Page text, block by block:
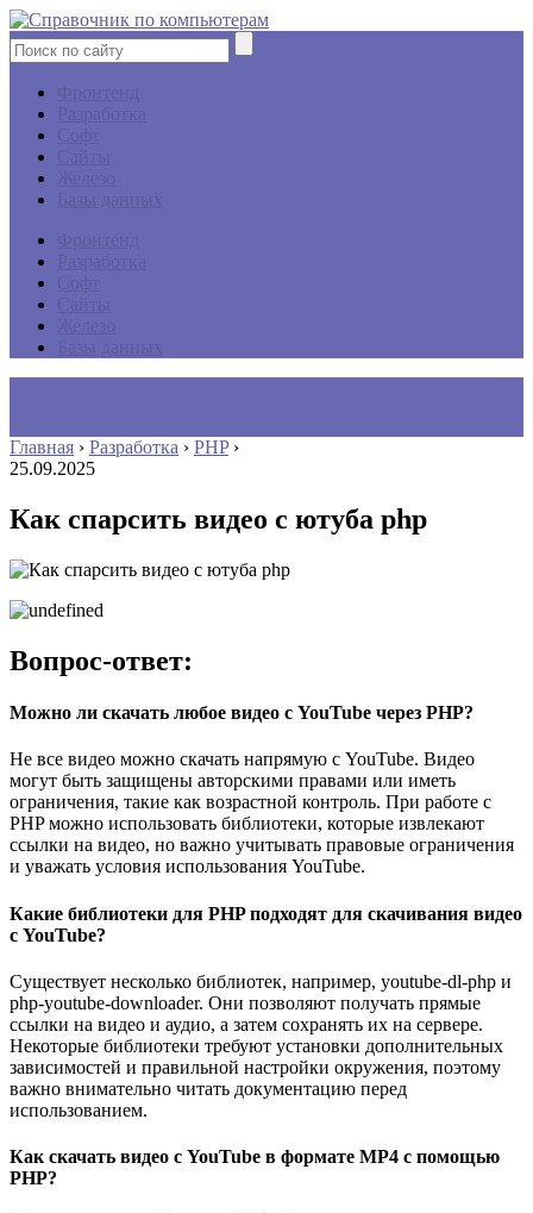
Главная › Разработка › PHP›
25.09.2025
Как спарсить видео с ютуба php
Вопрос-ответ:
Можно ли скачать любое видео с YouTube через PHP?
Не все видео можно скачать напрямую с YouTube. Видео
могут быть защищены авторскими правами или иметь
ограничения, такие как возрастной контроль. При работе с
PHP можно использовать библиотеки, которые извлекают
ссылки на видео, но важно учитывать правовые ограничения
и уважать условия использования YouTube.
Какие библиотеки для PHP подходят для скачивания видео
с YouTube?
Существует несколько библиотек, например, youtube-dl-php и
php-youtube-downloader. Они позволяют получать прямые
ссылки на видео и аудио, а затем сохранять их на сервере.
Некоторые библиотеки требуют установки дополнительных
зависимостей и правильной настройки окружения, поэтому
важно внимательно читать документацию перед
использованием.
Как скачать видео с YouTube в формате MP4 с помощью
PHP?